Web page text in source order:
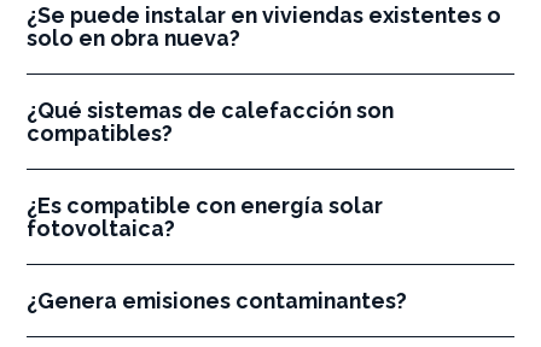
¿Se puede instalar en viviendas existentes o
solo en obra nueva?
¿Qué sistemas de calefacción son
compatibles?
¿Es compatible con energía solar
fotovoltaica?
¿Genera emisiones contaminantes?